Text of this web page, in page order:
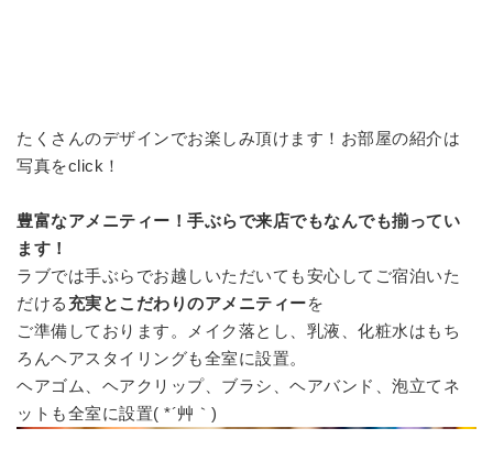
たくさんのデザインでお楽しみ頂けます！お部屋の紹介は
写真をclick！
豊富なアメニティー！手ぶらで来店でもなんでも揃ってい
ます！
ラブでは手ぶらでお越しいただいても安心してご宿泊いた
だける 充実とこだわりのアメニティーを
ご準備しております。メイク落とし、乳液、化粧水はもち
ろんヘアスタイリングも全室に設置。
ヘアゴム、ヘアクリップ、ブラシ、ヘアバンド、泡立てネ
ットも全室に設置( *´艸｀)